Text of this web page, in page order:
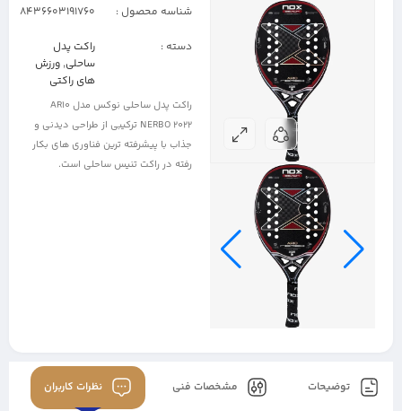
شناسه محصول : 8436603191760
دسته :
راکت پدل
ساحلی, ورزش
های راکتی
راکت پدل ساحلی نوکس مدل AR10
NERBO 2022 ترکیبی از طراحی دیدنی و
جذاب با پیشرفته ترین فناوری های بکار
رفته در راکت تنیس ساحلی است.
توضیحات مشخصات فنی نظرات کاربران